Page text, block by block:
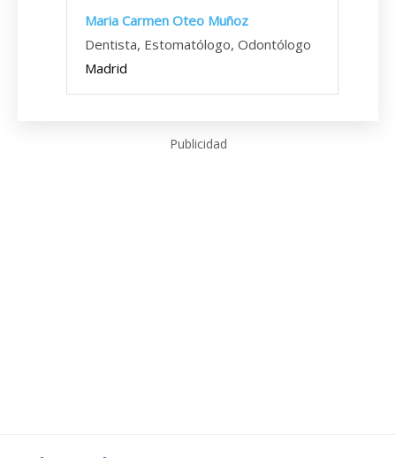
Maria Carmen Oteo Muñoz
Dentista, Estomatólogo, Odontólogo
Madrid
Publicidad